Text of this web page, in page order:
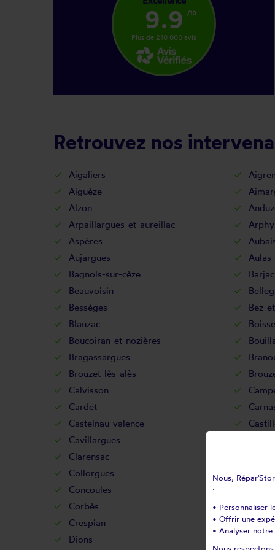
9.9 /10
Plus de 210 000 avis
Retrouvez nos
Aigaliers
Aiguèze
Alzon
Arpaillargues-et-aureillac
Arphy
Aspères
Aujargues
Aulas
Bagnols-sur-cèze
Barjac
Beauvoisin
Bessèges
Bez-
Blauzac
Boucoiran-et-nozières
Bragassargues
Brouzet-lès-alès
Calvisson
Cardet
Castelnau-valence
Cavillargues
Clarensac
Collorgues
Concoules
Corbès
Crespian
Cros
Dions
Nous,
:
• Personnaliser
• Offrir une
• Analyser notre